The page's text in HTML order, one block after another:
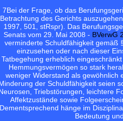
7Bei der Frage, ob das
Betrachtung des Gerichts
1997, 501, stRspr). Das
Senats vom 29. Mai 2008 - BVerwG
verminderte Schuldfähigkeit gemäß
einzusehen oder nach dieser
Tatbegehung erheblich
Hemmungsvermögen so stark
weniger Widerstand als gewöhnlich
der Schuldfähigkeit seien
Triebstörungen, leichtere
Affektzustände sowie
Dementsprechend hänge im
Bedeutung